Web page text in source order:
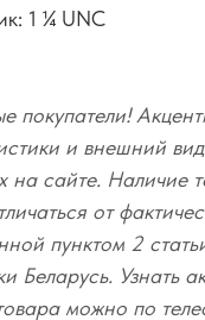
1 ¼ UNC
покупатели!
и внешний
на сайте. Наличие
от
пунктом 2
Беларусь. Узнать
можно по